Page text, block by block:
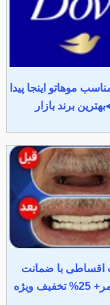
موهاتو اینجا پیدا
برند بازار
اقساطی با ضمانت
ویژه